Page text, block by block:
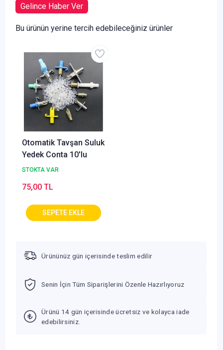
Gelince Haber Ver
Bu ürünün yerine tercih edebileceğiniz ürünler
Otomatik Tavşan Suluk
Yedek Conta 10'lu
STOKTA VAR
75,00 TL
Ürününüz gün içerisinde teslim edilir
Senin İçin Tüm Siparişlerini Özenle Hazırlıyoruz
Ürünü 14 gün içerisinde ücretsiz ve kolayca iade
edebilirsiniz.